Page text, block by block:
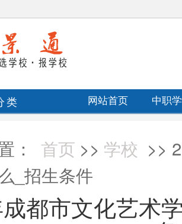
类 网站首页 中职
： 首页 >> 学校 >>
_招生条件
成都市文化艺术